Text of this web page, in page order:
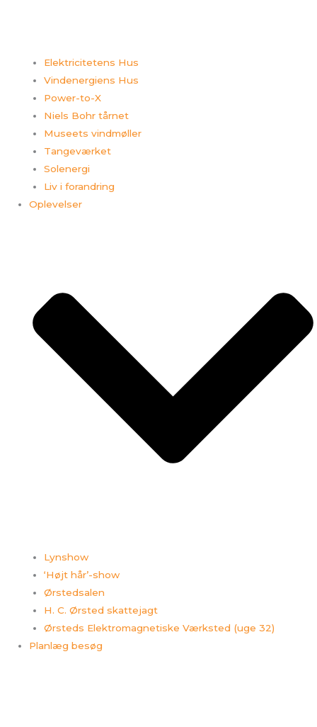
Elektricitetens Hus
Vindenergiens Hus
Power-to-X
Niels Bohr tårnet
Museets vindmøller
Tangeværket
Solenergi
Liv i forandring
Oplevelser
Lynshow
‘Højt hår’-show
Ørstedsalen
H. C. Ørsted skattejagt
Ørsteds Elektromagnetiske Værksted (uge 32)
Planlæg besøg